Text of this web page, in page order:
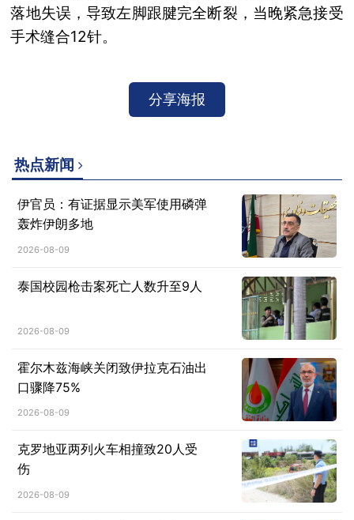
落地失误，导致左脚跟腱完全断裂，当晚紧急接受
手术缝合12针。
分享海报
热点新闻
伊官员：有证据显示美军使用磷弹
轰炸伊朗多地
2026-08-09
泰国校园枪击案死亡人数升至9人
2026-08-09
霍尔木兹海峡关闭致伊拉克石油出
口骤降75%
2026-08-09
克罗地亚两列火车相撞致20人受
伤
2026-08-09